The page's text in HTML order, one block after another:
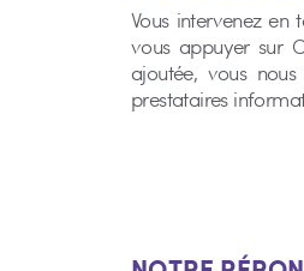
Vous intervenez en
vous appuyer sur
ajoutée, vous
prestataires